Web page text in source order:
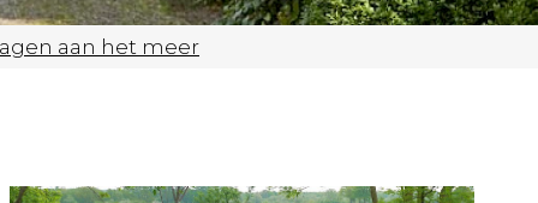
aan het meer